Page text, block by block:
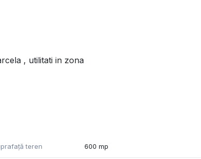
, utilitati in zona
teren 600 mp